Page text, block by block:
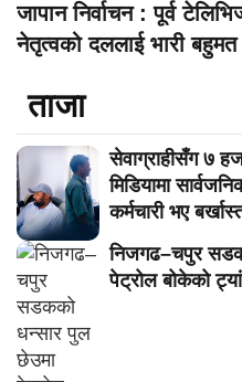
जापान निर्वाचन : पूर्व
नेतृत्वको दललाई भारी बहुमत
ताजा
सेवाग्राहीसँग ७
मिडियामा
कर्मचारी भए
निजगढ–चपुर
पेट्रोल बोकेको